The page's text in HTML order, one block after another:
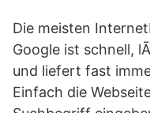
Die meisten
Google ist schnell,
und liefert fast
Einfach die